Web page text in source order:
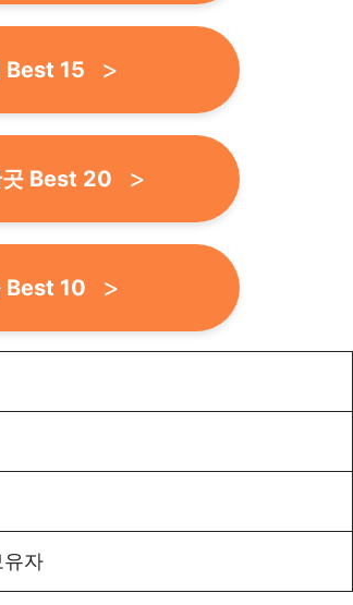
Best 15
곳 Best 20
Best 10
유자